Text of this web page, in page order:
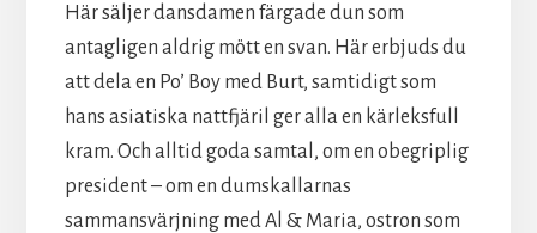
Här säljer dansdamen färgade dun som
antagligen aldrig mött en svan. Här erbjuds du
att dela en Po’ Boy med Burt, samtidigt som
hans asiatiska nattfjäril ger alla en kärleksfull
kram. Och alltid goda samtal, om en obegriplig
president – om en dumskallarnas
sammansvärjning med Al & Maria, ostron som